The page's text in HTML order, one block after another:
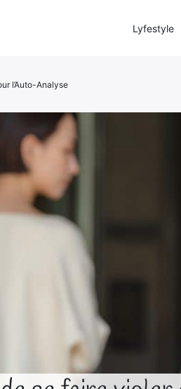
l’Auto-Analyse
Lyfestyle